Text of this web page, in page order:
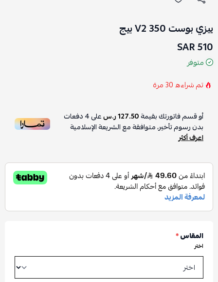
ييزي بوست 350 V2 بيج
510 SAR
متوفر
تم شراءه30مرة
أو قسم فاتورتك بقيمة127.50 ر.س على4دفعات
بدون رسوم تأخير، متوافقة مع الشريعة الإسلامية
اعرف أكثر
المقاس*
اختر